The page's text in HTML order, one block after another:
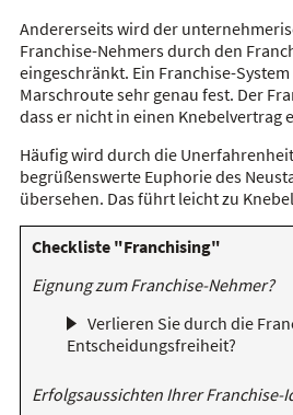
Andererseits wird der
Franchise-Nehmers durch den
eingeschränkt. Ein Franchise-
Marschroute sehr genau fest. Der
dass er nicht in einen Knebelvertrag
Häufig wird durch die
begrüßenswerte Euphorie des
übersehen. Das führt leicht zu
Checkliste "Franchising"
Eignung zum Franchise-Nehmer?
Verlieren Sie durch die
Entscheidungsfreiheit?
Erfolgsaussichten Ihrer Franchise-